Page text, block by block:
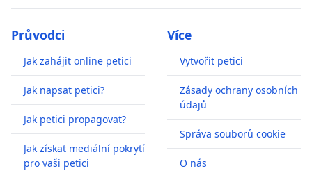
Průvodci
Jak zahájit online petici
Jak napsat petici?
Jak petici propagovat?
Jak získat mediální pokrytí
pro vaši petici
Více
Vytvořit petici
Zásady ochrany osobních
údajů
Správa souborů cookie
O nás